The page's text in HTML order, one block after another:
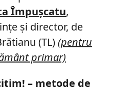
Împuşcatu,
şi director, de
(TL)(pentru
primar)
– metode de